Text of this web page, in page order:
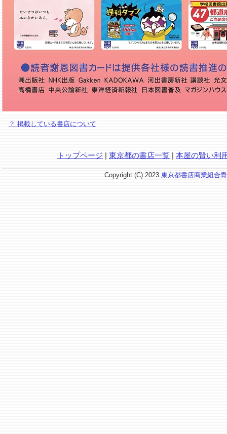
？ 掲載している書店について
トップページ | 東京都の書店一覧 | 本屋の賢い利
Copyright (C) 2023 東京都書店商業組合